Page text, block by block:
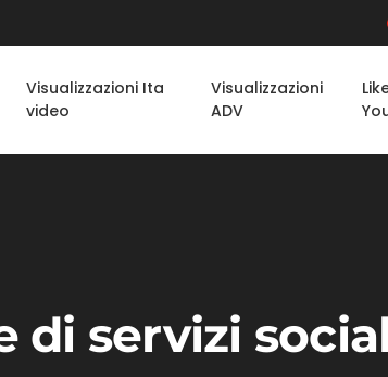
Visualizzazioni Ita
video
Visualizzazioni
ADV
di servizi